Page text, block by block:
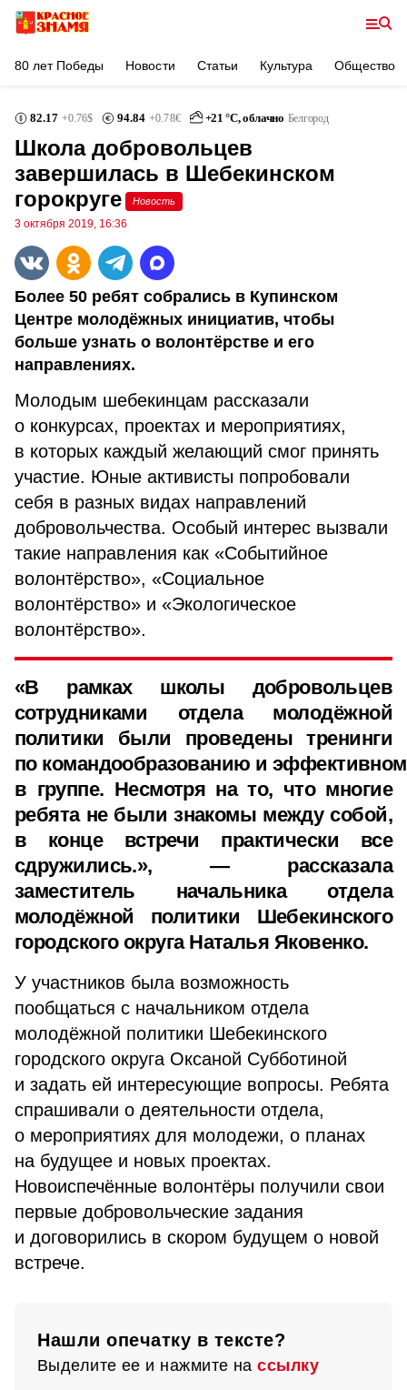
80 лет Победы Новости Статьи Культура Общество
82.17 +0.76$ 94.84 +0.78€ +21 °С,облачно Белгород
Школа добровольцев
завершилась в Шебекинском
горокруге
Новость
3 октября 2019, 16:36
Более 50 ребят собрались в Купинском
Центре молодёжных инициатив, чтобы
больше узнать о волонтёрстве и его
направлениях.
Молодым шебекинцам рассказали
о конкурсах, проектах и мероприятиях,
в которых каждый желающий смог принять
участие. Юные активисты попробовали
себя в разных видах направлений
добровольчества. Особый интерес вызвали
такие направления как «Событийное
волонтёрство», «Социальное
волонтёрство» и «Экологическое
волонтёрство».
«В рамках школы добровольцев
сотрудниками отдела молодёжной
политики были проведены тренинги
по командообразованию и
в группе. Несмотря на то, что многие
ребята не были знакомы между собой,
в конце встречи практически все
сдружились.», — рассказала
заместитель начальника отдела
молодёжной политики Шебекинского
городского округа Наталья Яковенко.
У участников была возможность
пообщаться с начальником отдела
молодёжной политики Шебекинского
городского округа Оксаной Субботиной
и задать ей интересующие вопросы. Ребята
спрашивали о деятельности отдела,
о мероприятиях для молодежи, о планах
на будущее и новых проектах.
Новоиспечённые волонтёры получили свои
первые добровольческие задания
и договорились в скором будущем о новой
встрече.
Нашли опечатку в тексте?
Выделите ее и нажмите на ссылку